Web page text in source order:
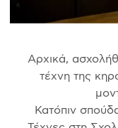
Αρχικά,
τέχνη της
Κατόπιν